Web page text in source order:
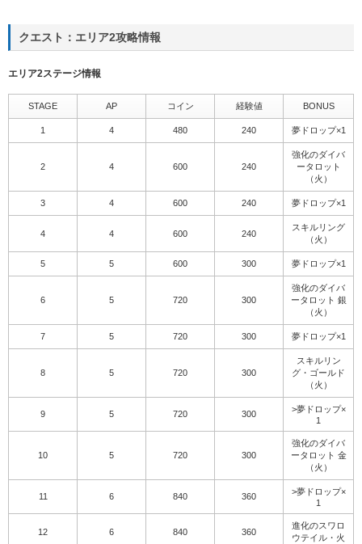
クエスト：エリア2攻略情報
エリア2ステージ情報
STAGE AP コイン 経験値 BONUS
1 4 480 240 夢ドロップ×1
2 4 600 240
強化のダイバ
ータロット
（火）
3 4 600 240 夢ドロップ×1
4 4 600 240
スキルリング
（火）
5 5 600 300 夢ドロップ×1
6 5 720 300
強化のダイバ
ータロット 銀
（火）
7 5 720 300 夢ドロップ×1
8 5 720 300
スキルリン
グ・ゴールド
（火）
9 5 720 300
>夢ドロップ×
1
10 5 720 300
強化のダイバ
ータロット 金
（火）
11 6 840 360
>夢ドロップ×
1
12 6 840 360
進化のスワロ
ウテイル・火